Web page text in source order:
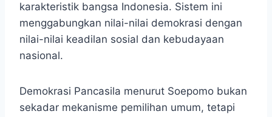
karakteristik bangsa Indonesia. Sistem ini
menggabungkan nilai-nilai demokrasi dengan
nilai-nilai keadilan sosial dan kebudayaan
nasional.
Demokrasi Pancasila menurut Soepomo bukan
sekadar mekanisme pemilihan umum, tetapi